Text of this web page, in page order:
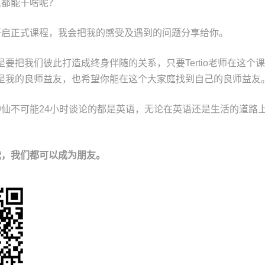
能干啥呢？
正式课程，我会把我的感受及遇到的问题分享给你。
要把我们彼此打造成终身伴随的关系，只要Tertio老师在这个
我的良师益友，也希望你能在这个大家庭找到自己的良师益友
不可能24小时谈论的都是英语，无论在英语还是生活的道路
我们都可以成为朋友。